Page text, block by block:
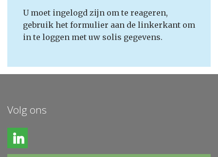
U moet ingelogd zijn om te reageren,
gebruik het formulier aan de linkerkant om
in te loggen met uw solis gegevens.
Volg ons